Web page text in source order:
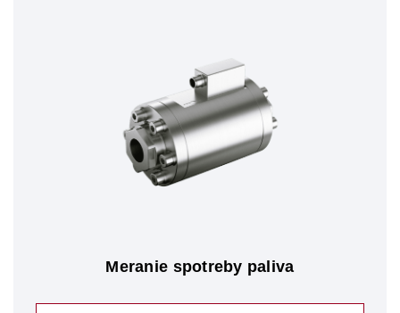
Meranie spotreby paliva